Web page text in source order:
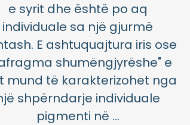
e syrit dhe është po aq
individuale sa një gjurmë
E ashtuquajtura iris ose
shumëngjyrëshe" e
mund të karakterizohet nga
shpërndarje individuale
pigmenti në ...